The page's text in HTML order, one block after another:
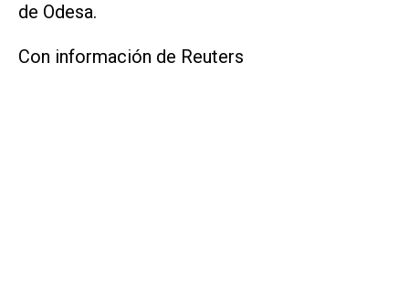
de Odesa.
Con información de Reuters